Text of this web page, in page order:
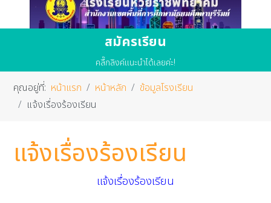
สมัครเรียน
คลื๊กลิงค์แนะนำได้เลยค่ะ!
คุณอยู่ที่: หน้าแรก หน้าหลัก
ข้อมูลโรงเรียน
แจ้งเรื่องร้องเรียน
แจ้งเรื่องร้องเรียน
แจ้งเรื่องร้องเรียน